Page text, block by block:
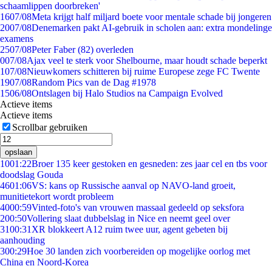
schaamlippen doorbreken'
1607/08Meta krijgt half miljard boete voor mentale schade bij jongeren
2007/08Denemarken pakt AI-gebruik in scholen aan: extra mondelinge
examens
2507/08Peter Faber (82) overleden
007/08Ajax veel te sterk voor Shelbourne, maar houdt schade beperkt
107/08Nieuwkomers schitteren bij ruime Europese zege FC Twente
1907/08Random Pics van de Dag #1978
1506/08Ontslagen bij Halo Studios na Campaign Evolved
Actieve items
Actieve items
Scrollbar gebruiken
opslaan
1001:22Broer 135 keer gestoken en gesneden: zes jaar cel en tbs voor
doodslag Gouda
4601:06VS: kans op Russische aanval op NAVO-land groeit,
munitietekort wordt probleem
4000:59Vinted-foto's van vrouwen massaal gedeeld op seksfora
200:50Vollering slaat dubbelslag in Nice en neemt geel over
3100:31 XR blokkeert A12 ruim twee uur, agent gebeten bij
aanhouding
300:29Hoe 30 landen zich voorbereiden op mogelijke oorlog met
China en Noord-Korea